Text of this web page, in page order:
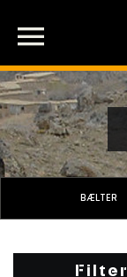
BÆLTER
Filter